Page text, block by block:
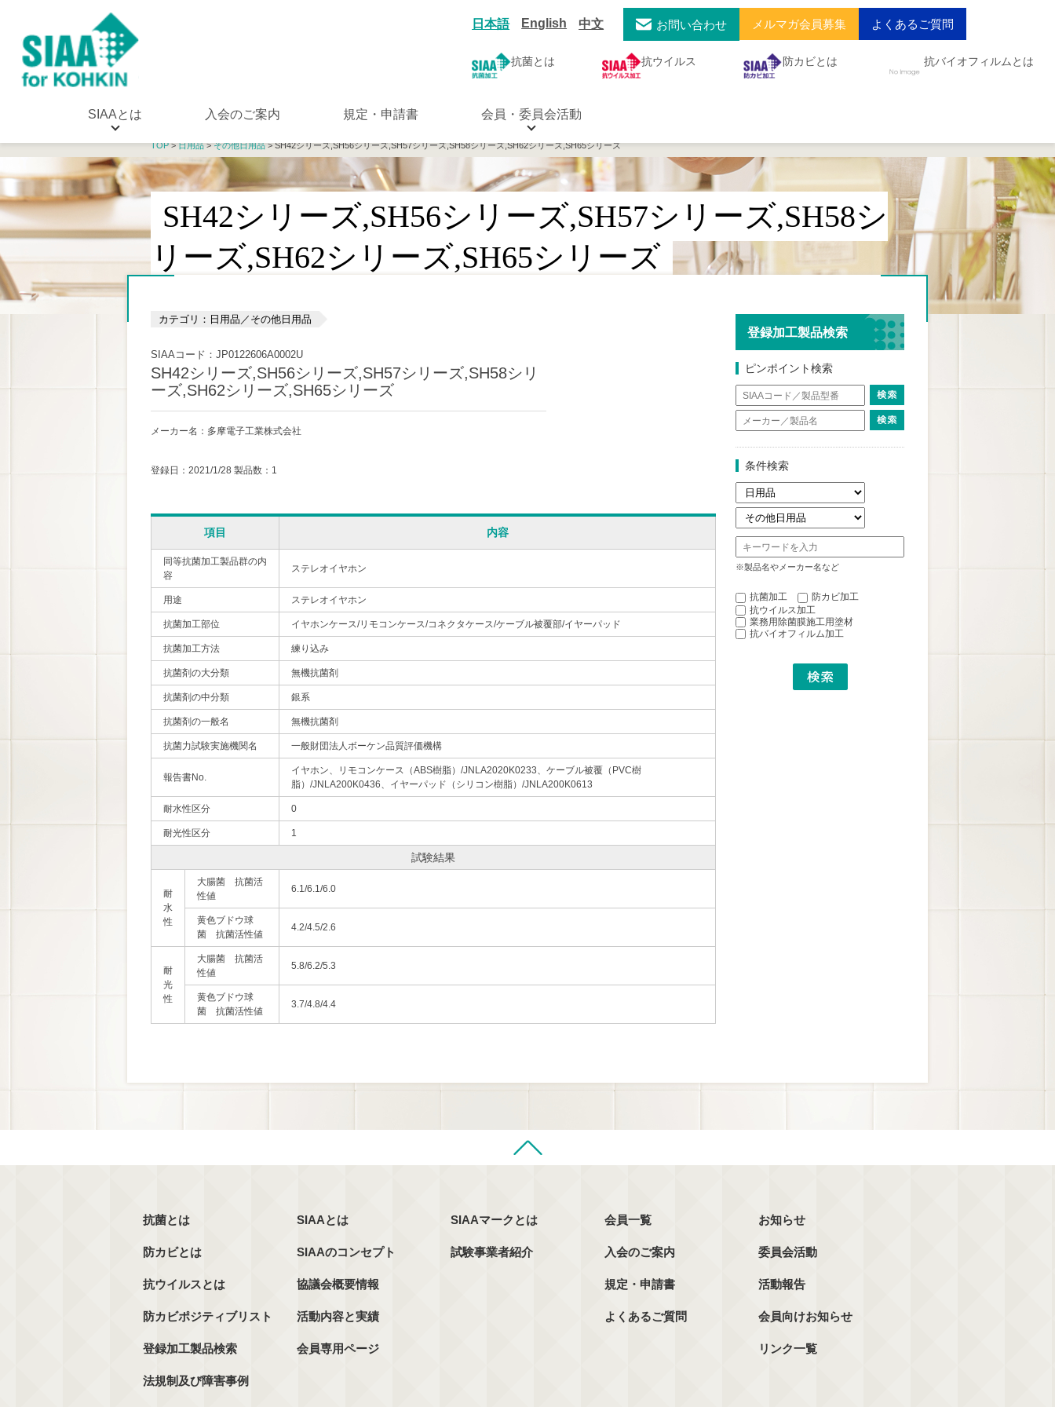
日本語 English 中文 お問い合わせ メルマガ会員募集 よくあるご質問
抗菌とは 抗ウイルス 防カビとは 抗バイオフィルムとは
SIAAとは 入会のご案内 規定・申請書 会員・委員会活動
TOP>日用品>その他日用品> SH42シリーズ,SH56シリーズ,SH57シリーズ,SH58シリーズ,SH62シリーズ,SH65シリーズ
SH42シリーズ,SH56シリーズ,SH57シリーズ,SH58シ
リーズ,SH62シリーズ,SH65シリーズ
カテゴリ：日用品／その他日用品
SIAAコード：JP0122606A0002U
SH42シリーズ,SH56シリーズ,SH57シリーズ,SH58シリ
ーズ,SH62シリーズ,SH65シリーズ
メーカー名：多摩電子工業株式会社
登録日：2021/1/28 製品数：1
項目 内容
同等抗菌加工製品群の内
容
ステレオイヤホン
用途 ステレオイヤホン
抗菌加工部位 イヤホンケース/リモコンケース/コネクタケース/ケーブル被覆部/イヤーパッド
抗菌加工方法 練り込み
抗菌剤の大分類 無機抗菌剤
抗菌剤の中分類 銀系
抗菌剤の一般名 無機抗菌剤
抗菌力試験実施機関名 一般財団法人ボーケン品質評価機構
報告書No.
イヤホン、リモコンケース（ABS樹脂）/JNLA2020K0233、ケーブル被覆（PVC樹
脂）/JNLA200K0436、イヤーパッド（シリコン樹脂）/JNLA200K0613
耐水性区分 0
耐光性区分 1
試験結果
耐
水
性
大腸菌 抗菌活
性値
6.1/6.1/6.0
黄色ブドウ球
菌 抗菌活性値
4.2/4.5/2.6
耐
光
性
大腸菌 抗菌活
性値
5.8/6.2/5.3
黄色ブドウ球
菌 抗菌活性値
3.7/4.8/4.4
登録加工製品検索
ピンポイント検索
条件検索
※製品名やメーカー名など
抗菌加工
防カビ加工
抗ウイルス加工
業務用除菌膜施工用塗材
抗バイオフィルム加工
抗菌とは
防カビとは
抗ウイルスとは
防カビポジティブリスト
登録加工製品検索
法規制及び障害事例
SIAAとは
SIAAのコンセプト
協議会概要情報
活動内容と実績
会員専用ページ
SIAAマークとは
試験事業者紹介
会員一覧
入会のご案内
規定・申請書
よくあるご質問
お知らせ
委員会活動
活動報告
会員向けお知らせ
リンク一覧